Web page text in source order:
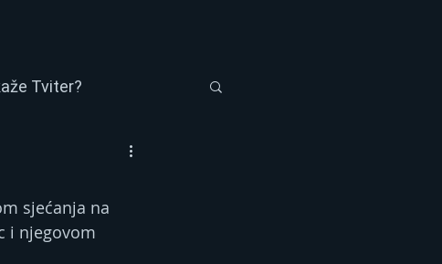
Tviter?
sjećanja na
i njegovom